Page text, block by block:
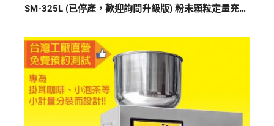
SM-325L (已停產，歡迎詢問升級版) 粉末顆粒定量充填分裝機